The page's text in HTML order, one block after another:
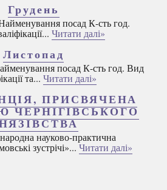
Грудень
посад К-сть год.
Читати далі»
Листопад
посад К-сть год. Вид
та... Читати далі»
ПРИСВЯЧЕНА
ЧЕРНІГІВСЬКОГО
науково-практична
зустрічі»... Читати далі»